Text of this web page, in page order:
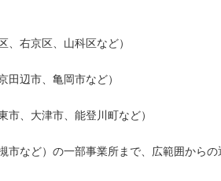
、右京区、山科区など）
田辺市、亀岡市など）
市、大津市、能登川町など）
市など）の一部事業所まで、広範囲からの